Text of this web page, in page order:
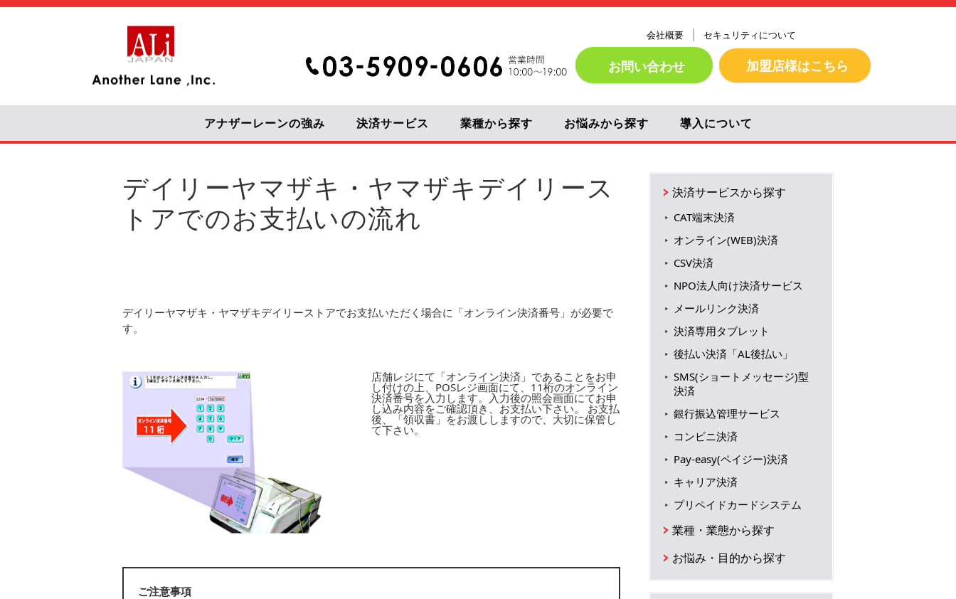
会社概要 セキュリティについて
お問い合わせ 加盟店様はこちら
アナザーレーンの強み 決済サービス 業種から探す お悩みから探す 導入について
決済サービスから探す
CAT端末決済
オンライン(WEB)決済
CSV決済
NPO法人向け決済サービス
メールリンク決済
決済専用タブレット
後払い決済「AL後払い」
SMS(ショートメッセージ)型
決済
銀行振込管理サービス
コンビニ決済
Pay-easy(ペイジー)決済
キャリア決済
プリペイドカードシステム
業種・業態から探す
お悩み・目的から探す
デイリーヤマザキ・ヤマザキデイリース
トアでのお支払いの流れ
デイリーヤマザキ・ヤマザキデイリーストアでお支払いただく場合に「オンライン決済番号」が必要で
す。
店舗レジにて「オンライン決済」であることをお申
し付けの上、POSレジ画面にて、11桁のオンライン
決済番号を入力します。入力後の照会画面にてお申
し込み内容をご確認頂き、お支払い下さい。 お支払
後、「領収書」をお渡ししますので、大切に保管し
て下さい。
ご注意事項